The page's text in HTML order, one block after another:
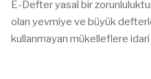
E-Defter yasal bir
olan yevmiye ve büyük
kullanmayan mükelleflere idari